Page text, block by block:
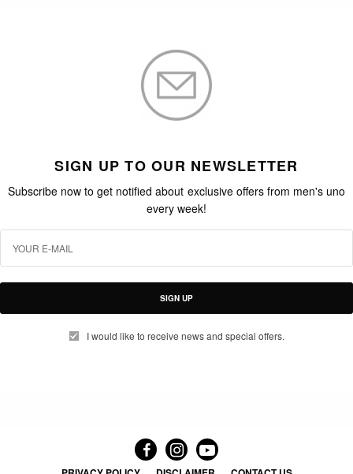
SIGN UP TO OUR NEWSLETTER
Subscribe now to get notified about exclusive offers from men's uno
every week!
SIGN UP
I would like to receive news and special offers.